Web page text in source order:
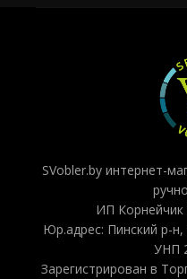
SVobler.by интернет-
ИП Корнейчик
Юр.адрес: Пинский р-
УНП
Зарегистрирован в